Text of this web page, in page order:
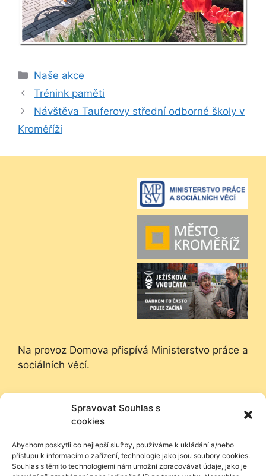
Spravovat Souhlas s
cookies
Abychom poskytli co nejlepší služby, používáme k ukládání a/nebo
přístupu k informacím o zařízení, technologie jako jsou soubory cookies.
Souhlas s těmito technologiemi nám umožní zpracovávat údaje, jako je
Rubriky
Naše akce
Trénink paměti
Návštěva Tauferovy střední odborné školy v
Kroměříži
Na provoz Domova přispívá Ministerstvo práce a
sociálních věcí.
Nadační fond Českého rozhlasu poskytl
příspěvek na zooterapii.